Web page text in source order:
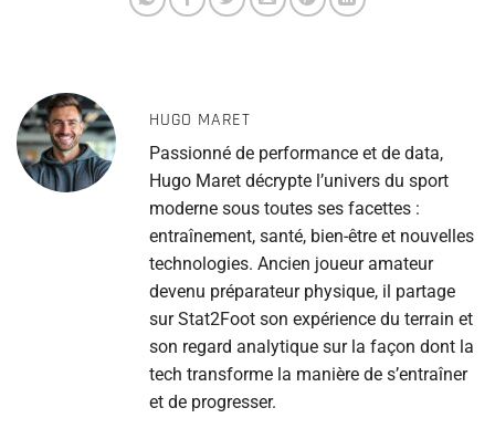
HUGO MARET
Passionné de performance et de data,
Hugo Maret décrypte l’univers du sport
moderne sous toutes ses facettes :
entraînement, santé, bien-être et nouvelles
technologies. Ancien joueur amateur
devenu préparateur physique, il partage
sur Stat2Foot son expérience du terrain et
son regard analytique sur la façon dont la
tech transforme la manière de s’entraîner
et de progresser.